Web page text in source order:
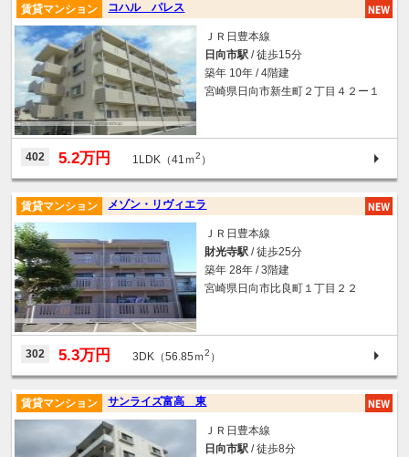
コハル パレス
賃貸マンション
ＪＲ日豊本線
日向市駅 / 徒歩15分
築年 10年 / 4階建
宮崎県日向市新生町２丁目４２ー１
402 5.2万円 1LDK（41ｍ2 ）
メゾン・リヴィエラ
賃貸マンション
ＪＲ日豊本線
財光寺駅 / 徒歩25分
築年 28年 / 3階建
宮崎県日向市比良町１丁目２２
302 5.3万円 3DK（56.85ｍ2 ）
サンライズ富高 東
賃貸マンション
ＪＲ日豊本線
日向市駅 / 徒歩8分